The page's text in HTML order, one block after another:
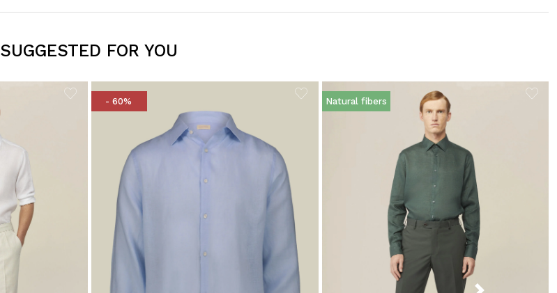
SUGGESTED FOR YOU
- 60% Natural fibers